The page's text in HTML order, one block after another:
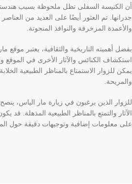
أن الكنيسة السفلى تظل ملحوظة بسبب
جدرانها. تم العثور أيضًا على العديد من
والأعمدة المزخرفة والنوافذ المنحوتة.
بفضل أهميته التاريخية والثقافية، يعتبر
استكشاف الكنائس والآثار الأخرى في الموقع
يمكن للزوار الاستمتاع بالمناظر الطبيعية
والمريحة.
للزوار الذين يرغبون في زيارة مار
الآثار والتمتع بالمناظر الطبيعية المذهلة.
على معلومات إضافية وتوجيهات دقيقة حول